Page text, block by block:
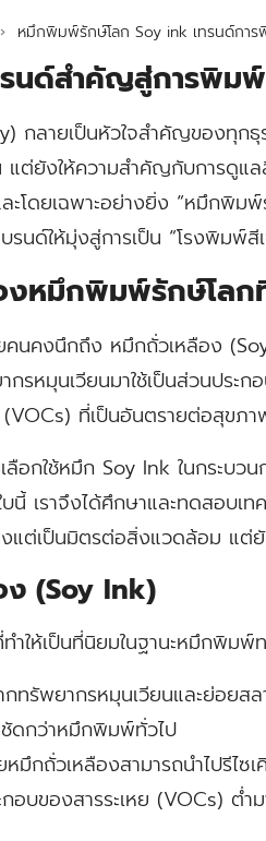
› หมึกพิมพ์รักษ์โลก Soy ink เทรนด์กา
นด์สำคัญสู่การพิม
กลายเป็นหัวใจสำคัญของทุก
แต่ยังให้ความสำคัญกับการดู
ะโดยเฉพาะอย่างยิ่ง “หมึกพิมพ์
นด์ให้มุ่งสู่การเป็น “โรงพิมพ์สี
หมึกพิมพ์รักษ์โลก
นคงนึกถึง หมึกถั่วเหลือง
กรหมุนเวียนมาใช้เป็นส่วนประ
ที่เป็นอันตรายต่อสุขภ
อกใช้หมึก Soy Ink ในกระบ
เราจึงได้ศึกษาและทดสอบเ
แต่เป็นมิตรต่อสิ่งแวดล้อม แ
ง (Soy Ink)
ำให้เป็นที่นิยมในฐานะหมึกพิม
ทรัพยากรหมุนเวียนและย่อยสล
ดกว่าหมึกพิมพ์ทั่วไป
กถั่วเหลืองสามารถนำไปรีไซเ
อบของสารระเหย (VOCs) ต่